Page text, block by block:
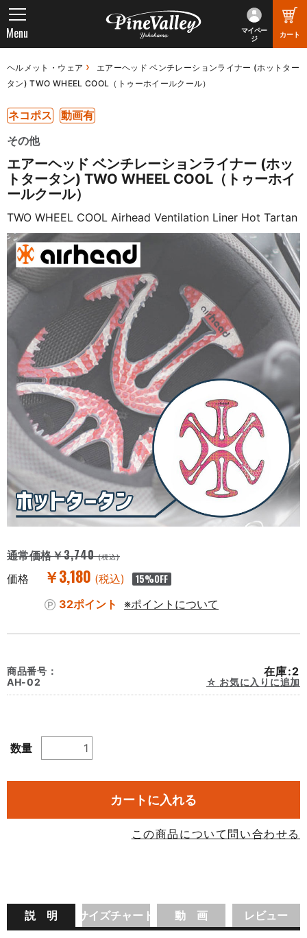
マイペー
ジ
カート
Menu
ヘルメット・ウェア
エアーヘッド ベンチレーションライナー (ホットター
タン) TWO WHEEL COOL（トゥーホイールクール）
ネコポス
動画有
その他
エアーヘッド ベンチレーションライナー (ホッ
トタータン) TWO WHEEL COOL（トゥーホイ
ールクール）
TWO WHEEL COOL Airhead Ventilation Liner Hot Tartan
通常価格￥3,740 (税込)
価格 ￥3,180 (税込) 15%OFF
32ポイント
※ポイントについて
商品番号：
AH-02
在庫:2
お気に入りに追加
数量
カートに入れる
この商品について問い合わせる
説 明 サイズチャート 動 画 レビュー